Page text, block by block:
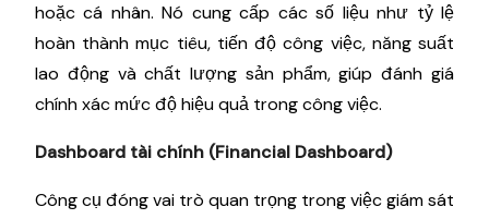
hoặc cá nhân. Nó cung cấp các số liệu như tỷ lệ
hoàn thành mục tiêu, tiến độ công việc, năng suất
lao động và chất lượng sản phẩm, giúp đánh giá
chính xác mức độ hiệu quả trong công việc.
Dashboard tài chính (Financial Dashboard)
Công cụ đóng vai trò quan trọng trong việc giám sát